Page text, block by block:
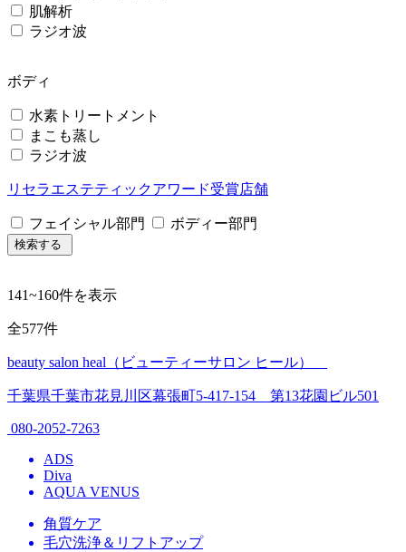
肌解析
ラジオ波
ボディ
水素トリートメント
まこも蒸し
ラジオ波
リセラエステティックアワード受賞店舗
フェイシャル部門 ボディー部門
検索する
141~160件を表示
全577件
beauty salon heal（ビューティーサロン ヒール）
千葉県千葉市花見川区幕張町5-417-154 第13花園ビル501
080-2052-7263
ADS
Diva
AQUA VENUS
角質ケア
毛穴洗浄＆リフトアップ